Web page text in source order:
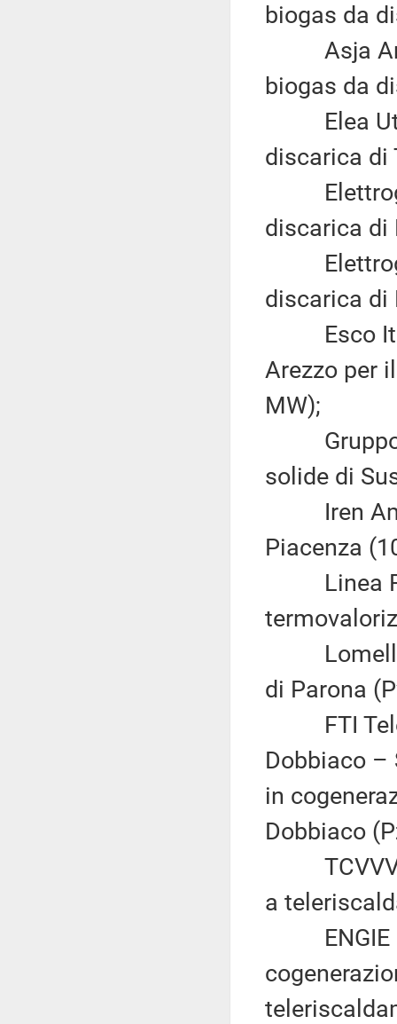
biogas da
Asja
biogas da
Elea
discarica di
discarica di
discarica di
Esco
Arezzo per
MW);
Gruppo
solide di
Iren
Piacenza
Linea
di Parona
FTI
Dobbiaco –
in
Dobbiaco
TCVVV
a
ENGIE